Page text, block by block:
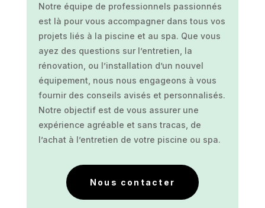
Notre équipe de professionnels passionnés
est là pour vous accompagner dans tous vos
projets liés à la piscine et au spa. Que vous
ayez des questions sur l’entretien, la
rénovation, ou l’installation d’un nouvel
équipement, nous nous engageons à vous
fournir des conseils avisés et personnalisés.
Notre objectif est de vous assurer une
expérience agréable et sans tracas, de
l’achat à l’entretien de votre piscine ou spa.
Nous contacter